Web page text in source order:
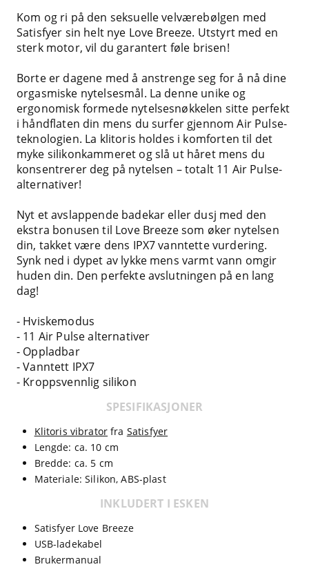
Kom og ri på den seksuelle velværebølgen med
Satisfyer sin helt nye Love Breeze. Utstyrt med en
sterk motor, vil du garantert føle brisen!
Borte er dagene med å anstrenge seg for å nå dine
orgasmiske nytelsesmål. La denne unike og
ergonomisk formede nytelsesnøkkelen sitte perfekt
i håndflaten din mens du surfer gjennom Air Pulse-
teknologien. La klitoris holdes i komforten til det
myke silikonkammeret og slå ut håret mens du
konsentrerer deg på nytelsen – totalt 11 Air Pulse-
alternativer!
Nyt et avslappende badekar eller dusj med den
ekstra bonusen til Love Breeze som øker nytelsen
din, takket være dens IPX7 vanntette vurdering.
Synk ned i dypet av lykke mens varmt vann omgir
huden din. Den perfekte avslutningen på en lang
dag!
- Hviskemodus
- 11 Air Pulse alternativer
- Oppladbar
- Vanntett IPX7
- Kroppsvennlig silikon
SPESIFIKASJONER
Klitoris vibrator fra Satisfyer
Lengde: ca. 10 cm
Bredde: ca. 5 cm
Materiale: Silikon, ABS-plast
INKLUDERT I ESKEN
Satisfyer Love Breeze
USB-ladekabel
Brukermanual